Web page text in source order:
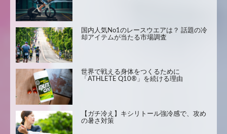
国内人気No1のレースウエアは？ 話題の冷
却アイテムが当たる市場調査
世界で戦える身体をつくるために
「ATHLETE Q10®」を続ける理由
【ガチ冷え】キシリトール強冷感で、攻め
の暑さ対策